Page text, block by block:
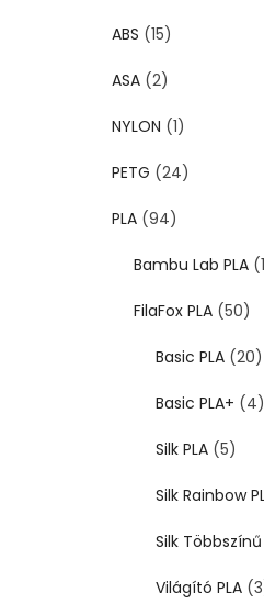
ABS (15)
ASA (2)
NYLON (1)
PETG (24)
PLA (94)
Bambu Lab PLA
FilaFox PLA (50)
Basic PLA (20)
Basic PLA+ (4)
Silk PLA (5)
Silk Rainbow
Silk Többszínű
Világító PLA